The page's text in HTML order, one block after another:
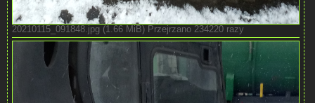
20210115_091848.jpg (1.66 MiB) Przejrzano 234220 razy